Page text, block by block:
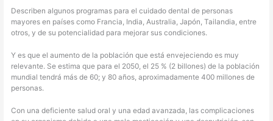
Describen algunos programas para el cuidado dental de personas
mayores en países como Francia, India, Australia, Japón, Tailandia, entre
otros, y de su potencialidad para mejorar sus condiciones.
Y es que el aumento de la población que está envejeciendo es muy
relevante. Se estima que para el 2050, el 25 % (2 billones) de la población
mundial tendrá más de 60; y 80 años, aproximadamente 400 millones de
personas.
Con una deficiente salud oral y una edad avanzada, las complicaciones